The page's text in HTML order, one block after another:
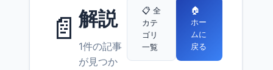
📄 解説
1件の記事
が見つか
📋 全
カテ
ゴリ
一覧
🏠
ホー
ムに
戻る